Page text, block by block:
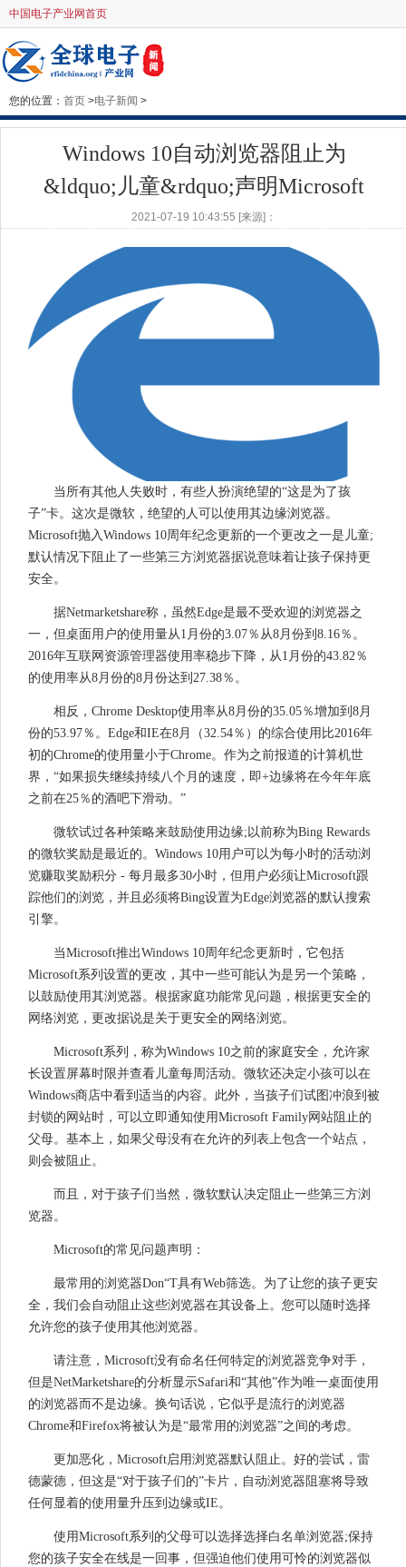
中国电子产业网首页
您的位置： 首页 >电子新闻 >
Windows 10自动浏览器阻止为
&ldquo;儿童&rdquo;声明Microsoft
2021-07-19 10:43:55 [来源]：
当所有其他人失败时，有些人扮演绝望的“这是为了孩
子”卡。这次是微软，绝望的人可以使用其边缘浏览器。
Microsoft抛入Windows 10周年纪念更新的一个更改之一是儿童;
默认情况下阻止了一些第三方浏览器据说意味着让孩子保持更
安全。
据Netmarketshare称，虽然Edge是最不受欢迎的浏览器之
一，但桌面用户的使用量从1月份的3.07％从8月份到8.16％。
2016年互联网资源管理器使用率稳步下降，从1月份的43.82％
的使用率从8月份的8月份达到27.38％。
相反，Chrome Desktop使用率从8月份的35.05％增加到8月
份的53.97％。Edge和IE在8月（32.54％）的综合使用比2016年
初的Chrome的使用量小于Chrome。作为之前报道的计算机世
界，“如果损失继续持续八个月的速度，即+边缘将在今年年底
之前在25％的酒吧下滑动。”
微软试过各种策略来鼓励使用边缘;以前称为Bing Rewards
的微软奖励是最近的。Windows 10用户可以为每小时的活动浏
览赚取奖励积分 - 每月最多30小时，但用户必须让Microsoft跟
踪他们的浏览，并且必须将Bing设置为Edge浏览器的默认搜索
引擎。
当Microsoft推出Windows 10周年纪念更新时，它包括
Microsoft系列设置的更改，其中一些可能认为是另一个策略，
以鼓励使用其浏览器。根据家庭功能常见问题，根据更安全的
网络浏览，更改据说是关于更安全的网络浏览。
Microsoft系列，称为Windows 10之前的家庭安全，允许家
长设置屏幕时限并查看儿童每周活动。微软还决定小孩可以在
Windows商店中看到适当的内容。此外，当孩子们试图冲浪到被
封锁的网站时，可以立即通知使用Microsoft Family网站阻止的
父母。基本上，如果父母没有在允许的列表上包含一个站点，
则会被阻止。
而且，对于孩子们当然，微软默认决定阻止一些第三方浏
览器。
Microsoft的常见问题声明：
最常用的浏览器Don“T具有Web筛选。为了让您的孩子更安
全，我们会自动阻止这些浏览器在其设备上。您可以随时选择
允许您的孩子使用其他浏览器。
请注意，Microsoft没有命名任何特定的浏览器竞争对手，
但是NetMarketshare的分析显示Safari和“其他”作为唯一桌面使用
的浏览器而不是边缘。换句话说，它似乎是流行的浏览器
Chrome和Firefox将被认为是“最常用的浏览器”之间的考虑。
更加恶化，Microsoft启用浏览器默认阻止。好的尝试，雷
德蒙德，但这是“对于孩子们的”卡片，自动浏览器阻塞将导致
任何显着的使用量升压到边缘或IE。
使用Microsoft系列的父母可以选择选择白名单浏览器;保持
您的孩子安全在线是一回事，但强迫他们使用可怜的浏览器似